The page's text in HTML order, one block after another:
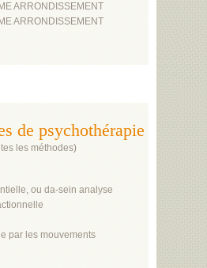
ARRONDISSEMENT
ARRONDISSEMENT
de psychothérapie
les méthodes)
ou da-sein analyse
par les mouvements